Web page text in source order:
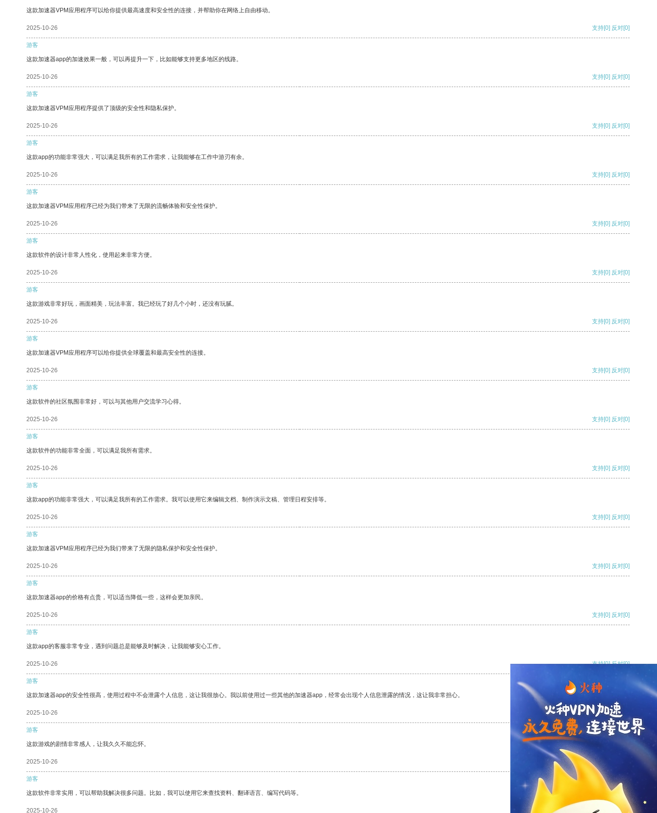
这款加速器VPM应用程序可以给你提供最高速度和安全性的连接，并帮助你在网络上自由移动。
2025-10-26 支持[0] 反对[0]
游客
这款加速器app的加速效果一般，可以再提升一下，比如能够支持更多地区的线路。
2025-10-26 支持[0] 反对[0]
游客
这款加速器VPM应用程序提供了顶级的安全性和隐私保护。
2025-10-26 支持[0] 反对[0]
游客
这款app的功能非常强大，可以满足我所有的工作需求，让我能够在工作中游刃有余。
2025-10-26 支持[0] 反对[0]
游客
这款加速器VPM应用程序已经为我们带来了无限的流畅体验和安全性保护。
2025-10-26 支持[0] 反对[0]
游客
这款软件的设计非常人性化，使用起来非常方便。
2025-10-26 支持[0] 反对[0]
游客
这款游戏非常好玩，画面精美，玩法丰富。我已经玩了好几个小时，还没有玩腻。
2025-10-26 支持[0] 反对[0]
游客
这款加速器VPM应用程序可以给你提供全球覆盖和最高安全性的连接。
2025-10-26 支持[0] 反对[0]
游客
这款软件的社区氛围非常好，可以与其他用户交流学习心得。
2025-10-26 支持[0] 反对[0]
游客
这款软件的功能非常全面，可以满足我所有需求。
2025-10-26 支持[0] 反对[0]
游客
这款app的功能非常强大，可以满足我所有的工作需求。我可以使用它来编辑文档、制作演示文稿、管理日程安排等。
2025-10-26 支持[0] 反对[0]
游客
这款加速器VPM应用程序已经为我们带来了无限的隐私保护和安全性保护。
2025-10-26 支持[0] 反对[0]
游客
这款加速器app的价格有点贵，可以适当降低一些，这样会更加亲民。
2025-10-26 支持[0] 反对[0]
游客
这款app的客服非常专业，遇到问题总是能够及时解决，让我能够安心工作。
2025-10-26 支持[0] 反对[0]
游客
这款加速器app的安全性很高，使用过程中不会泄露个人信息，这让我很放心。我以前使用过一些其他的加速器app，经常会出现个人信息泄露的情况，这让我非常担心。
2025-10-26 支持[0] 反对
游客
这款游戏的剧情非常感人，让我久久不能忘怀。
2025-10-26 支持
游客
这款软件非常实用，可以帮助我解决很多问题。比如，我可以使用它来查找资料、翻译语言、编写代码等。
2025-10-26 支持 反对 [0]